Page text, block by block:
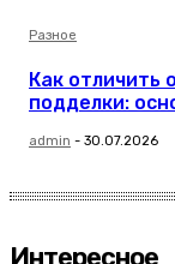
Разное
Как отличить
подделки:
admin - 30.07.2026